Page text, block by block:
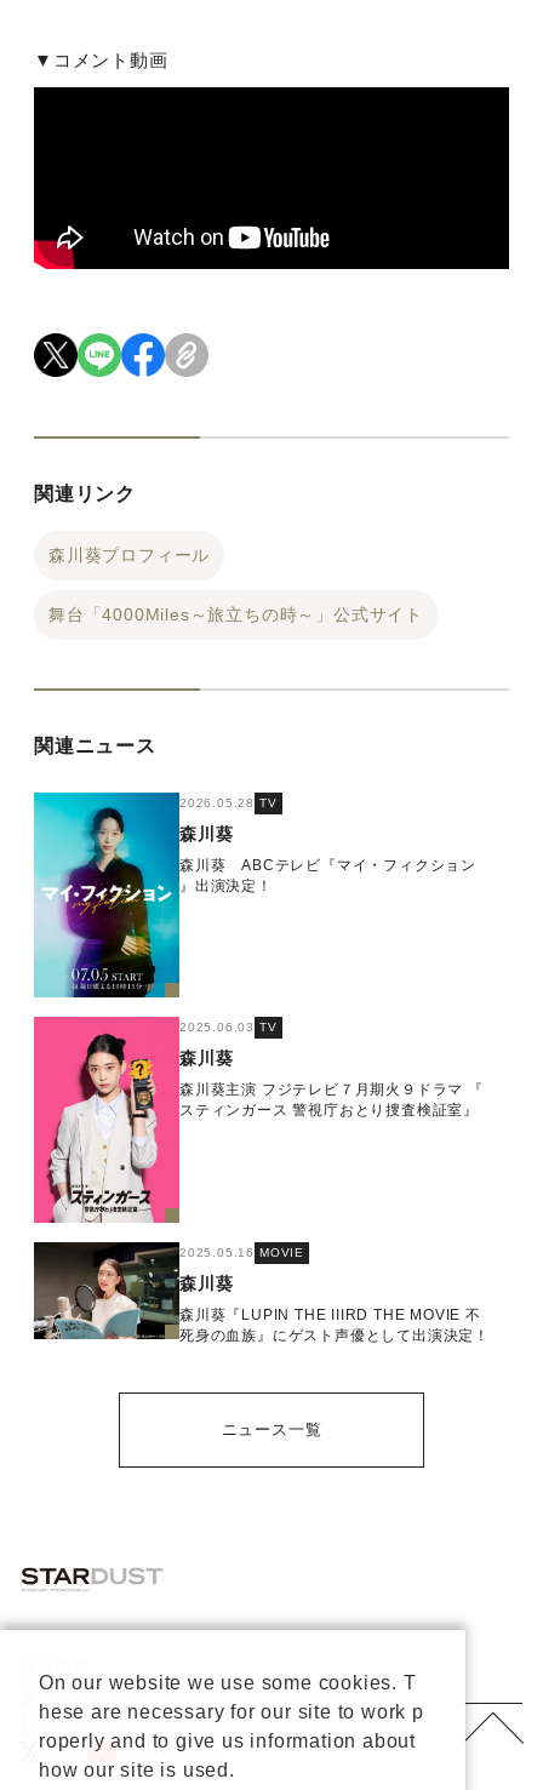
▼コメント動画
関連リンク
森川葵プロフィール
舞台「4000Miles～旅立ちの時～」公式サイト
関連ニュース
2026.05.28 TV
森川葵
森川葵 ABCテレビ『マイ・フィクション
』出演決定！
2025.06.03 TV
森川葵
森川葵主演 フジテレビ７月期火９ドラマ 『
スティンガース 警視庁おとり捜査検証室』
2025.05.16 MOVIE
森川葵
森川葵『LUPIN THE IIIRD THE MOVIE 不
死身の血族』にゲスト声優として出演決定！
ニュース一覧
プライバシーポリシー
お問い合わせ
About Us
公式X
公式Youtube
On our website we use some cookies. T
hese are necessary for our site to work p
roperly and to give us information about
how our site is used.